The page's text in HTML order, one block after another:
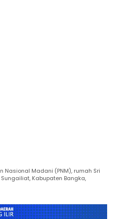
Nasional Madani (PNM), rumah Sri
Kabupaten Bangka,